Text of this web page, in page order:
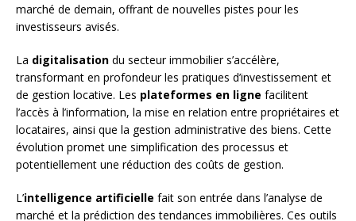
marché de demain, offrant de nouvelles pistes pour les
investisseurs avisés.
La digitalisation du secteur immobilier s’accélère,
transformant en profondeur les pratiques d’investissement et
de gestion locative. Les plateformes en ligne facilitent
l’accès à l’information, la mise en relation entre propriétaires et
locataires, ainsi que la gestion administrative des biens. Cette
évolution promet une simplification des processus et
potentiellement une réduction des coûts de gestion.
L’intelligence artificielle fait son entrée dans l’analyse de
marché et la prédiction des tendances immobilières. Ces outils